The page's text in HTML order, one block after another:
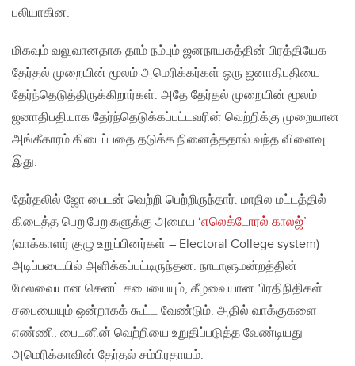
பலியாகின.
மிகவும் வலுவானதாக தாம் நம்பும் ஜனநாயகத்தின் பிரத்தியேக
தேர்தல் முறையின் மூலம் அமெரிக்கர்கள் ஒரு ஜனாதிபதியை
தேர்ந்தெடுத்திருக்கிறார்கள். அதே தேர்தல் முறையின் மூலம்
ஜனாதிபதியாக தேர்ந்தெடுக்கப்பட்டவரின் வெற்றிக்கு முறையான
அங்கீகாரம் கிடைப்பதை தடுக்க நினைத்ததால் வந்த விளைவு
இது.
தேர்தலில் ஜோ பைடன் வெற்றி பெற்றிருந்தார். மாநில மட்டத்தில்
கிடைத்த பெறுபேறுகளுக்கு அமைய ‘எலெக்டோரல் காலஜ்’
(வாக்காளர் குழு உறுப்பினர்கள் – Electoral College system)
அடிப்படையில் அளிக்கப்பட்டிருந்தன. நாடாளுமன்றத்தின்
மேலவையான செனட் சபையையும், கீழவையான பிரதிநிதிகள்
சபையையும் ஒன்றாகக் கூட்ட வேண்டும். அதில் வாக்குகளை
எண்ணி, பைடனின் வெற்றியை உறுதிப்படுத்த வேண்டியது
அமெரிக்காவின் தேர்தல் சம்பிரதாயம்.